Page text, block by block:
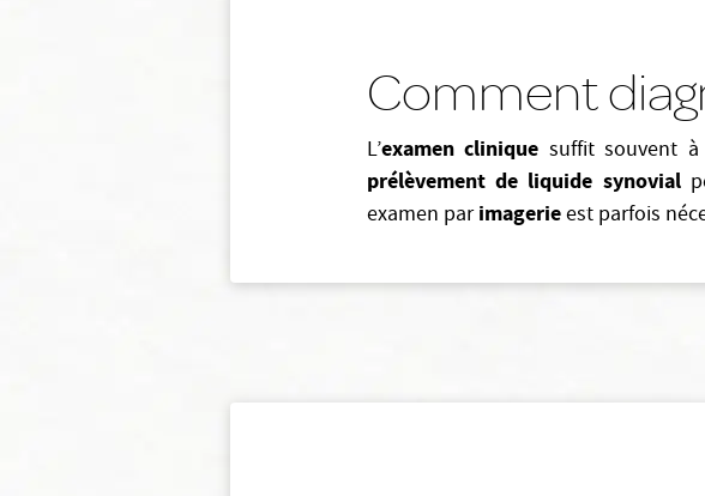
Comment
L’examen clinique suffit souvent
prélèvement de liquide synovial
examen parimagerieest parfois